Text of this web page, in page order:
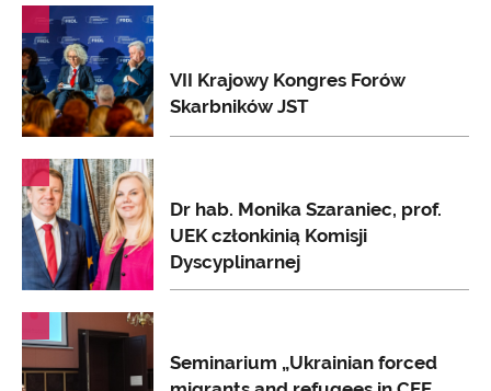
AKTUALNOŚCI
VII Krajowy Kongres Forów
Skarbników JST
AKTUALNOŚCI
Dr hab. Monika Szaraniec, prof.
UEK członkinią Komisji
Dyscyplinarnej
Seminarium „Ukrainian forced